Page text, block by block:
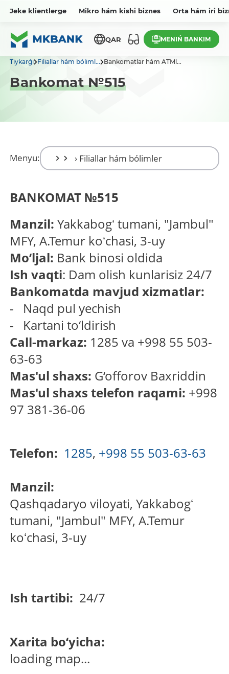
Jeke klientlerge Mikro hám kishi biznes Orta hám iri
QAR MENIŃ BANKIM
Tiykarǵı Filiallar hám bóliml... Bankomatlar hám ATMl...
Bankomat №515
Menyu:
BANKOMAT №515
Manzil:Yakkabogʻ tumani, "Jambul"
MFY, A.Temur koʻchasi, 3-uy
Mo‘ljal: Bank binosi oldida
Ish vaqti: Dam olish kunlarisiz 24/7
Bankomatda mavjud xizmatlar:
- Naqd pul yechish
- Kartani to‘ldirish
Call-markaz: 1285 va +998 55 503-
63-63
Mas'ul shaxs: G‘offorov Baxriddin
Mas'ul shaxs telefon raqami: +998
97 381-36-06
Telefon: 1285, +998 55 503-63-63
Manzil:
Qashqadaryo viloyati, Yakkabogʻ
tumani, "Jambul" MFY, A.Temur
koʻchasi, 3-uy
Ish tartibi: 24/7
Xarita bo‘yicha:
loading map...